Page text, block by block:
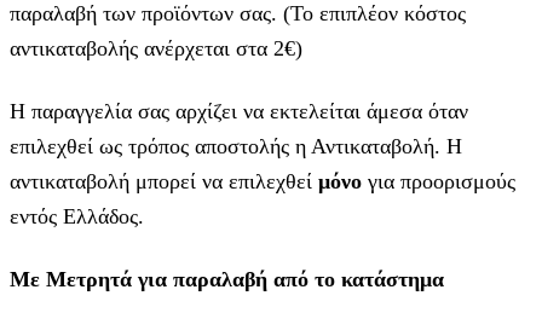
παραλαβή των προϊόντων σας. (Το επιπλέον κόστος
αντικαταβολής ανέρχεται στα 2€)
Η παραγγελία σας αρχίζει να εκτελείται άμεσα όταν
επιλεχθεί ως τρόπος αποστολής η Αντικαταβολή. Η
αντικαταβολή μπορεί να επιλεχθεί μόνο για προορισμούς
εντός Ελλάδος.
Με Μετρητά για παραλαβή από το κατάστημα